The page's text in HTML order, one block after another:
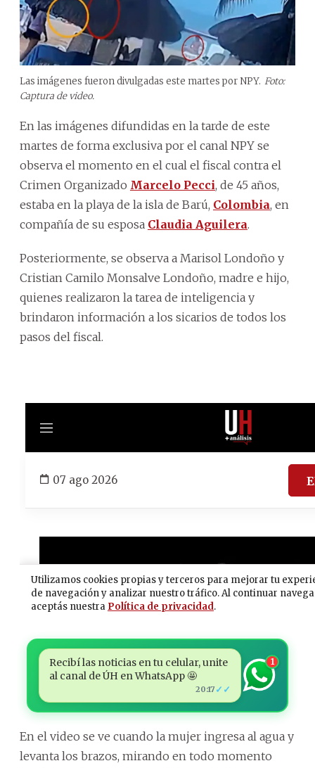
Las imágenes fueron divulgadas este martes por NPY. Foto:
Captura de video.
En las imágenes difundidas en la tarde de este
martes de forma exclusiva por el canal NPY se
observa el momento en el cual el fiscal contra el
Crimen Organizado Marcelo Pecci, de 45 años,
estaba en la playa de la isla de Barú, Colombia, en
compañía de su esposa Claudia Aguilera.
Posteriormente, se observa a Marisol Londoño y
Cristian Camilo Monsalve Londoño, madre e hijo,
quienes realizaron la tarea de inteligencia y
brindaron información a los sicarios de todos los
pasos del fiscal.
Recibí las noticias en tu celular, unite
al canal de ÚH en WhatsApp 🤩
20:17 ✓✓
1
En el video se ve cuando la mujer ingresa al agua y
levanta los brazos, mirando en todo momento